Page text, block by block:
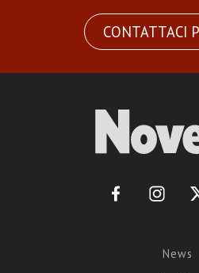
CONTATTACI
News